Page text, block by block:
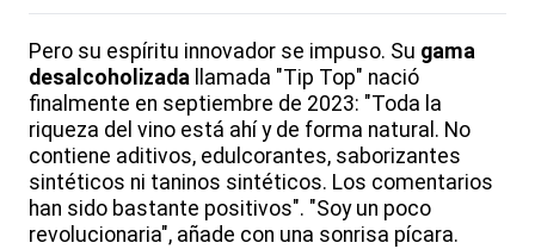
Pero su espíritu innovador se impuso. Su gama
desalcoholizada llamada "Tip Top" nació
finalmente en septiembre de 2023: "Toda la
riqueza del vino está ahí y de forma natural. No
contiene aditivos, edulcorantes, saborizantes
sintéticos ni taninos sintéticos. Los comentarios
han sido bastante positivos". "Soy un poco
revolucionaria", añade con una sonrisa pícara.